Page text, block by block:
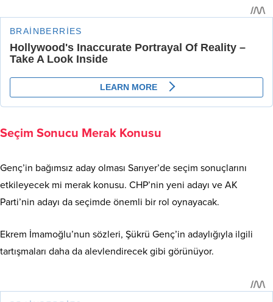
Seçim Sonucu Merak Konusu
Genç’in bağımsız aday olması Sarıyer’de seçim sonuçlarını
etkileyecek mi merak konusu. CHP’nin yeni adayı ve AK
Parti’nin adayı da seçimde önemli bir rol oynayacak.
Ekrem İmamoğlu’nun sözleri, Şükrü Genç’in adaylığıyla ilgili
tartışmaları daha da alevlendirecek gibi görünüyor.